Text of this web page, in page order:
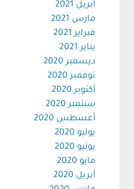
أبريل 2021
مارس 2021
فبراير 2021
يناير 2021
ديسمبر 2020
نوفمبر 2020
أكتوبر 2020
سبتمبر 2020
أغسطس 2020
يوليو 2020
يونيو 2020
مايو 2020
أبريل 2020